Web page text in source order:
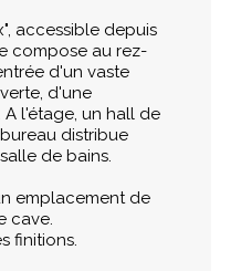
accessible depuis
compose au rez-
d'un vaste
d'une
l'étage, un hall de
distribue
de bains.
emplacement de
cave.
finitions.